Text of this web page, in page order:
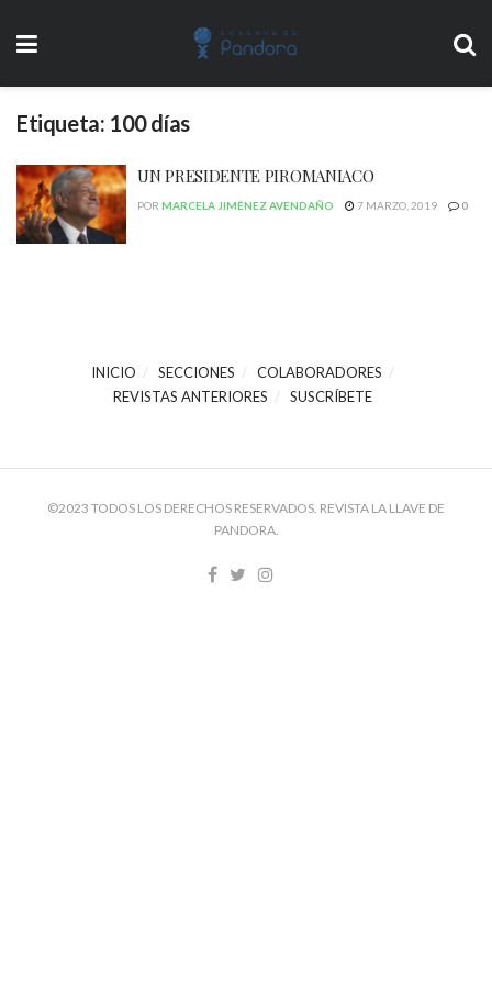
Etiqueta: 100 días
UN PRESIDENTE PIROMANIACO
POR MARCELA JIMÉNEZ AVENDAÑO 7 MARZO, 2019 0
INICIO SECCIONES
COLABORADORES
REVISTAS ANTERIORES
SUSCRÍBETE
©2023 TODOS LOS DERECHOS RESERVADOS. REVISTA LA LLAVE DE
PANDORA.